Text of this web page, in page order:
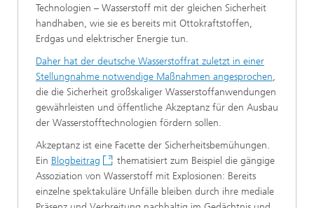
Technologien – Wasserstoff mit der gleichen Sicherheit
handhaben, wie sie es bereits mit Ottokraftstoffen,
Erdgas und elektrischer Energie tun.
Daher hat der deutsche Wasserstoffrat zuletzt in einer
Stellungnahme notwendige Maßnahmen angesprochen,
die die Sicherheit großskaliger Wasserstoffanwendungen
gewährleisten und öffentliche Akzeptanz für den Ausbau
der Wasserstofftechnologien fördern sollen.
Akzeptanz ist eine Facette der Sicherheitsbemühungen.
Ein Blogbeitrag
thematisiert zum Beispiel die gängige
Assoziation von Wasserstoff mit Explosionen: Bereits
einzelne spektakuläre Unfälle bleiben durch ihre mediale